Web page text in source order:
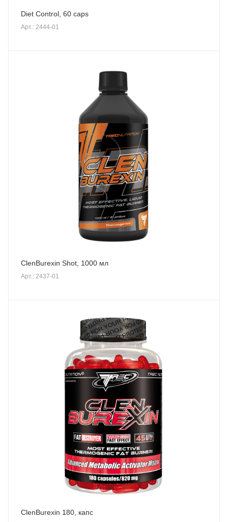
Diet Control, 60 caps
Арт.: 2444-01
ClenBurexin Shot, 1000 мл
Арт.: 2437-01
ClenBurexin 180, капc